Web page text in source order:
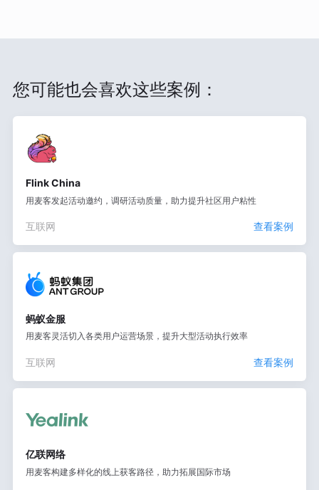
您可能也会喜欢这些案例：
Flink China
用麦客发起活动邀约，调研活动质量，助力提升社区用户粘性
互联网 查看案例
蚂蚁金服
用麦客灵活切入各类用户运营场景，提升大型活动执行效率
互联网 查看案例
亿联网络
用麦客构建多样化的线上获客路径，助力拓展国际市场